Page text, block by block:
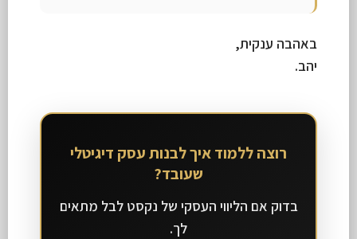
באהבה ענקית,
יהב.
רוצה ללמוד איך לבנות עסק דיגיטלי
שעובד?
בדוק אם הליווי העסקי של נקסט לבל מתאים
לך.